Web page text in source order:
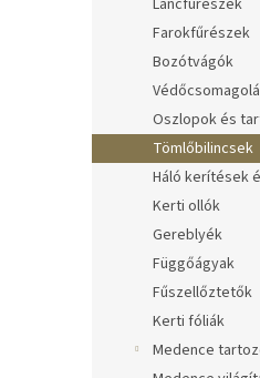
Láncfűrészek
Farokfűrészek
Bozótvágók
Oszlopok és
Tömlőbilincsek
Háló kerítések
Kerti ollók
Gereblyék
Függőágyak
Fűszellőztetők
Kerti fóliák
Medence